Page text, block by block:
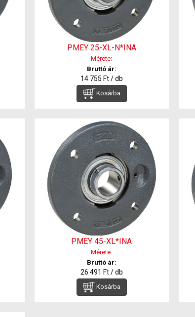
PMEY 25-XL-N*INA
Mérete:
Bruttó ár:
14 755 Ft / db
Kosárba
PMEY 45-XL*INA
Mérete:
Bruttó ár:
26 491 Ft / db
Kosárba